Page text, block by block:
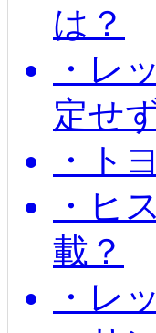
は？
・レ
定せ
・ト
・ヒ
載？
・レ